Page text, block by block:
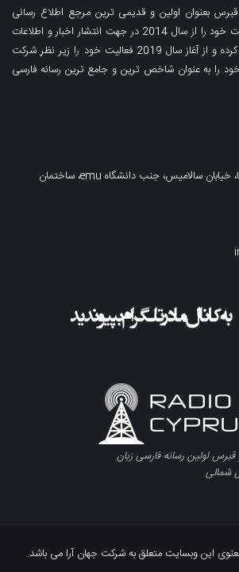
قبرس بعنوان اولین و قدیمی ترین مرجع اطلاع رسانی
فارسی زبان در قبرس فعالیت خود را از سال 2014 در جهت انتشار اخبار و اطلاعات
در حوزه های مختلف آغاز کرده و از آغاز سال 2019 فعالیت خود را زیر نظر شرکت
را به عنوان شاخص ترین و جامع ترین رسانه فارسی
قبرس شمالی، فاماگوستا، خیابان سالامیس، جنب دانشگاه emu، ساختمان
قبرس اولین رسانه فارسی زبان
شمالی
این وبسایت متعلق به شرکت جهان آرا می باشد.